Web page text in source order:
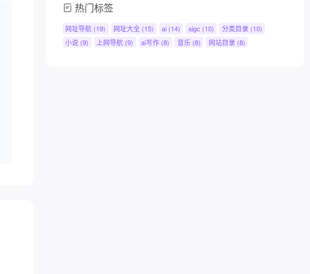
热门标签
网址导航 (19) 网址大全 (15) ai (14) aigc (10) 分类目录 (10)
小说 (9) 上网导航 (9) ai写作 (8) 音乐 (8) 网站目录 (8)